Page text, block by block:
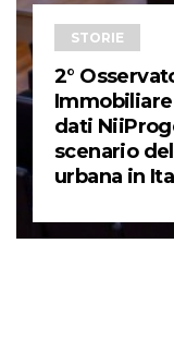
STORIE
2°
dati
scenario
urbana in